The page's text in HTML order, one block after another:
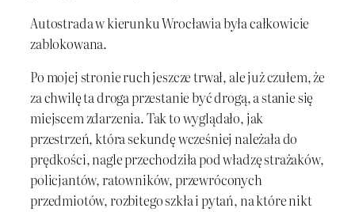
Autostrada w kierunku Wrocławia była całkowicie
zablokowana.
Po mojej stronie ruch jeszcze trwał, ale już czułem, że
za chwilę ta droga przestanie być drogą, a stanie się
miejscem zdarzenia. Tak to wyglądało, jak
przestrzeń, która sekundę wcześniej należała do
prędkości, nagle przechodziła pod władzę strażaków,
policjantów, ratowników, przewróconych
przedmiotów, rozbitego szkła i pytań, na które nikt